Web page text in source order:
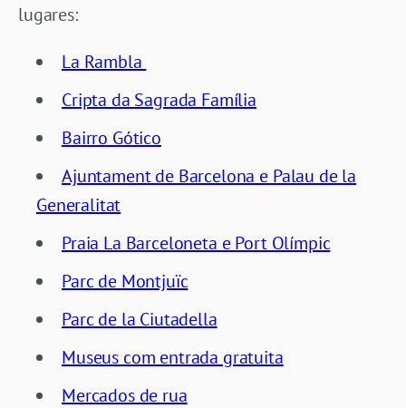
lugares:
La Rambla
Cripta da Sagrada Família
Bairro Gótico
Ajuntament de Barcelona e Palau de la
Generalitat
Praia La Barceloneta e Port Olímpic
Parc de Montjuïc
Parc de la Ciutadella
Museus com entrada gratuita
Mercados de rua